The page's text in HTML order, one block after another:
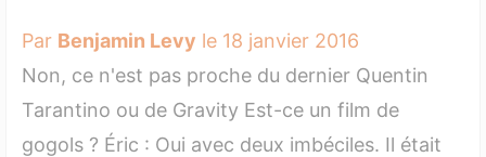
Par Benjamin Levy le 18 janvier 2016
Non, ce n'est pas proche du dernier Quentin
Tarantino ou de Gravity Est-ce un film de
gogols ? Éric : Oui avec deux imbéciles. Il était